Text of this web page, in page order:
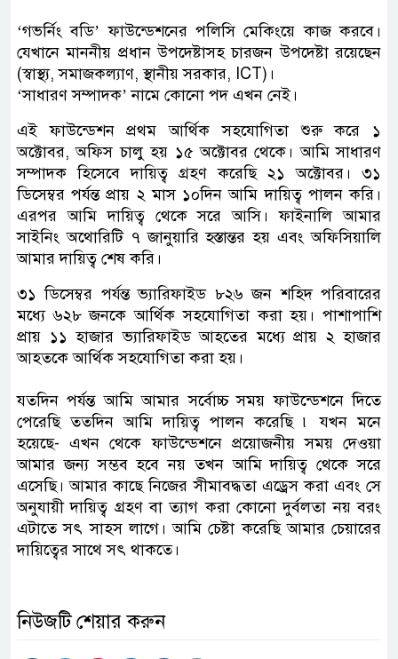
‘গভর্নিং বডি’ ফাউন্ডেশনের পলিসি মেকিংয়ে কাজ করবে।
যেখানে মাননীয় প্রধান উপদেষ্টাসহ চারজন উপদেষ্টা রয়েছেন
(স্বাস্থ্য, সমাজকল্যাণ, স্থানীয় সরকার, ICT)।
‘সাধারণ সম্পাদক’ নামে কোনো পদ এখন নেই।
এই ফাউন্ডেশন প্রথম আর্থিক সহযোগিতা শুরু করে ১
অক্টোবর, অফিস চালু হয় ১৫ অক্টোবর থেকে। আমি সাধারণ
সম্পাদক হিসেবে দায়িত্ব গ্রহণ করেছি ২১ অক্টোবর। ৩১
ডিসেম্বর পর্যন্ত প্রায় ২ মাস ১০দিন আমি দায়িত্ব পালন করি।
এরপর আমি দায়িত্ব থেকে সরে আসি। ফাইনালি আমার
সাইনিং অথোরিটি ৭ জানুয়ারি হস্তান্তর হয় এবং অফিসিয়ালি
আমার দায়িত্ব শেষ করি।
৩১ ডিসেম্বর পর্যন্ত ভ্যারিফাইড ৮২৬ জন শহিদ পরিবারের
মধ্যে ৬২৮ জনকে আর্থিক সহযোগিতা করা হয়। পাশাপাশি
প্রায় ১১ হাজার ভ্যারিফাইড আহতের মধ্যে প্রায় ২ হাজার
আহতকে আর্থিক সহযোগিতা করা হয়।
যতদিন পর্যন্ত আমি আমার সর্বোচ্চ সময় ফাউন্ডেশনে দিতে
পেরেছি ততদিন আমি দায়িত্ব পালন করেছি ৷ যখন মনে
হয়েছে- এখন থেকে ফাউন্ডেশনে প্রয়োজনীয় সময় দেওয়া
আমার জন্য সম্ভব হবে নয় তখন আমি দায়িত্ব থেকে সরে
এসেছি। আমার কাছে নিজের সীমাবদ্ধতা এড্রেস করা এবং সে
অনুযায়ী দায়িত্ব গ্রহণ বা ত্যাগ করা কোনো দুর্বলতা নয় বরং
এটাতে সৎ সাহস লাগে। আমি চেষ্টা করেছি আমার চেয়ারের
দায়িত্বের সাথে সৎ থাকতে।
নিউজটি শেয়ার করুন